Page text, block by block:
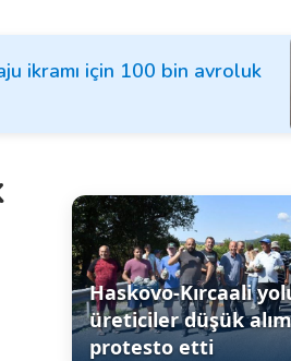
ikramı için 100 bin avroluk
Haskovo-Kırcaali
üreticiler düşük
protesto etti